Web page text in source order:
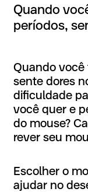
Quando
períodos,
Quando você
sente dores
dificuldade
você quer e
do mouse?
rever seu
Escolher o
ajudar no